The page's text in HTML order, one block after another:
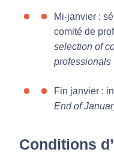
Mi-janvier :
comité de
selection of
professionals
Fin janvier :
End of
Conditions